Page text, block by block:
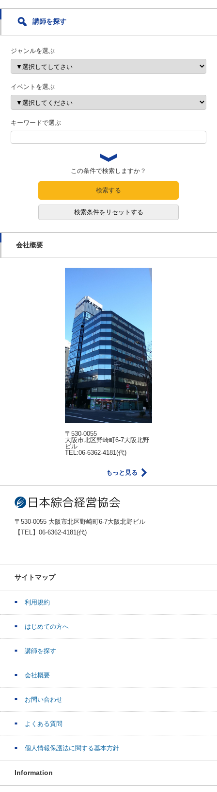
講師を探す
ジャンルを選ぶ
イベントを選ぶ
キーワードで選ぶ
この条件で検索しますか？
検索する
検索条件をリセットする
会社概要
〒530-0055
大阪市北区野崎町6-7大阪北野
ビル
TEL:06-6362-4181(代)
もっと見る
〒530-0055 大阪市北区野崎町6-7大阪北野ビル
【TEL】06-6362-4181(代)
サイトマップ
利用規約
はじめての方へ
講師を探す
会社概要
お問い合わせ
よくある質問
個人情報保護法に関する基本方針
Information